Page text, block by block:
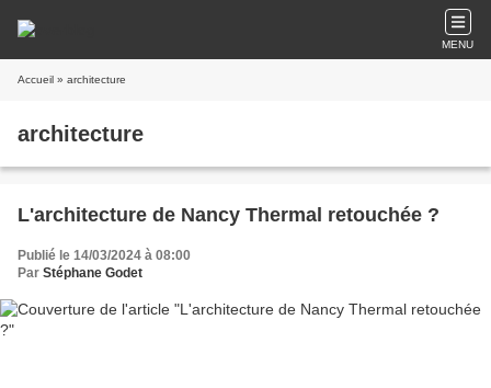
MENU
Accueil » architecture
architecture
L'architecture de Nancy Thermal retouchée ?
Publié le 14/03/2024 à 08:00
Par Stéphane Godet